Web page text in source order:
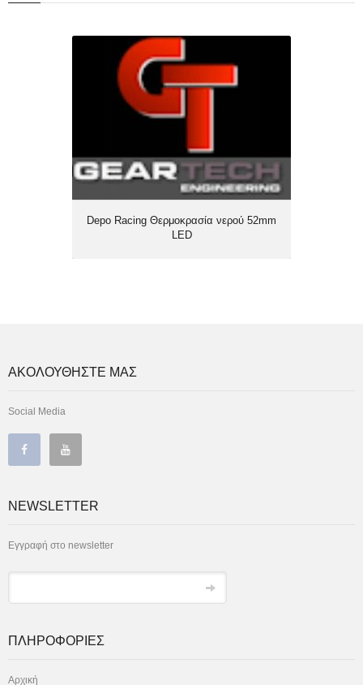
Depo Racing Θερμοκρασία νερού 52mm
LED
Depo Racing Θερμοκρασία νερού
52mm LED
ΑΚΟΛΟΥΘΗΣΤΕ ΜΑΣ
Social Media
NEWSLETTER
Εγγραφή στο newsletter
ΠΛΗΡΟΦΟΡΙΕΣ
Αρχική